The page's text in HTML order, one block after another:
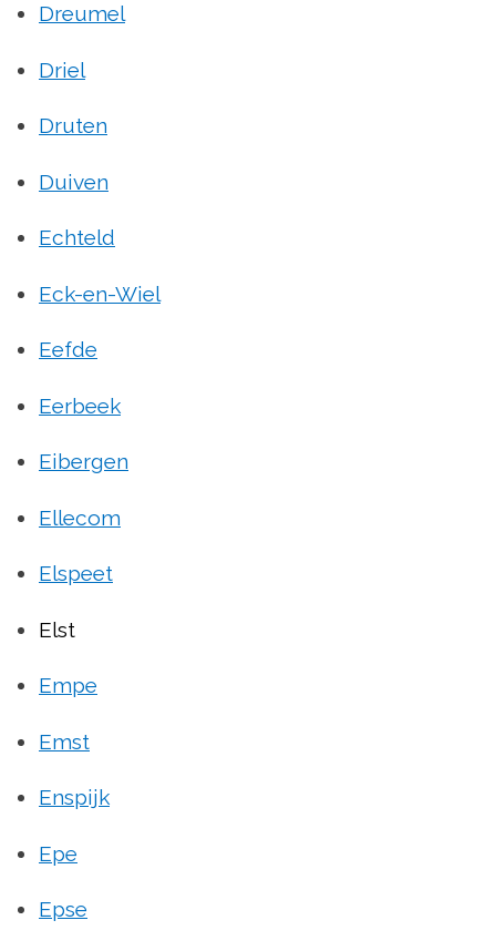
Dreumel
Driel
Druten
Duiven
Echteld
Eck-en-Wiel
Eefde
Eerbeek
Eibergen
Ellecom
Elspeet
Elst
Empe
Emst
Enspijk
Epe
Epse